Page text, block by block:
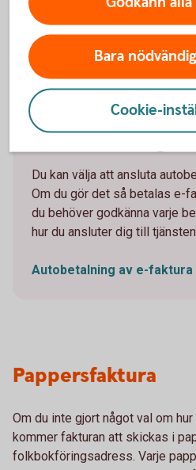
nummervid
kreditkort.
Autobetalning
Du kan välja att ansluta
Om du gör det så betalas e-
du behöver godkänna varje
hur du ansluter dig till
Autobetalning av e-faktura
Pappersfaktura
Om du inte gjort något val om
kommer fakturan att skickas i
folkbokföringsadress. Varje
Bara
Cookie-